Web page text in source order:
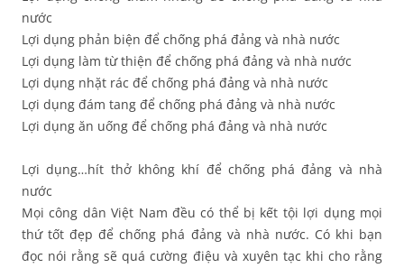
nước
Lợi dụng phản biện để chống phá đảng và nhà nước
Lợi dụng làm từ thiện để chống phá đảng và nhà nước
Lợi dụng nhặt rác để chống phá đảng và nhà nước
Lợi dụng đám tang để chống phá đảng và nhà nước
Lợi dụng ăn uống để chống phá đảng và nhà nước
Lợi dụng…hít thở không khí để chống phá đảng và nhà
nước
Mọi công dân Việt Nam đều có thể bị kết tội lợi dụng mọi
thứ tốt đẹp để chống phá đảng và nhà nước. Có khi bạn
đọc nói rằng sẽ quá cường điệu và xuyên tạc khi cho rằng